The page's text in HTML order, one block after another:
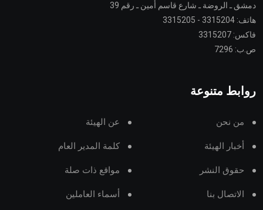
دمشق ـ الروضة ـ شارع قاسم أمين ـ رقم 39
هاتف: 3315204 - 3315205
فاكس: 3315207
ص.ب: 7296
روابط متنوعة
من نحن عن الهيئة
أخبار الهيئة كلمة المدير العام
حقوق النشر مواقع ذات صلة
الاتصال بنا أسماء العاملين